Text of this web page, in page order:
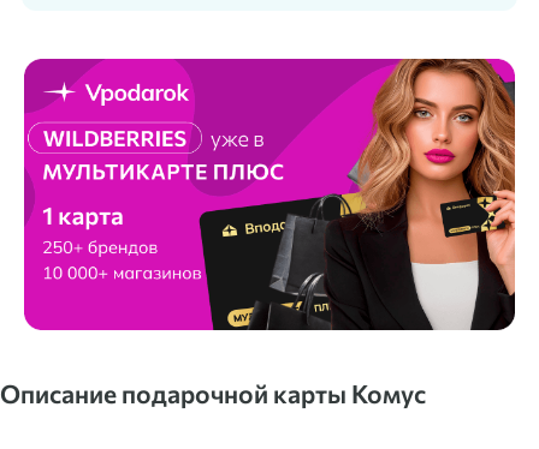
Описание подарочной карты Комус